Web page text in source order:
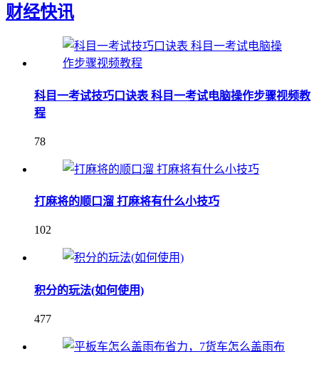
财经快讯
科目一考试技巧口诀表 科目一考试电脑操作步骤视频教
程
78
打麻将的顺口溜 打麻将有什么小技巧
102
积分的玩法(如何使用)
477